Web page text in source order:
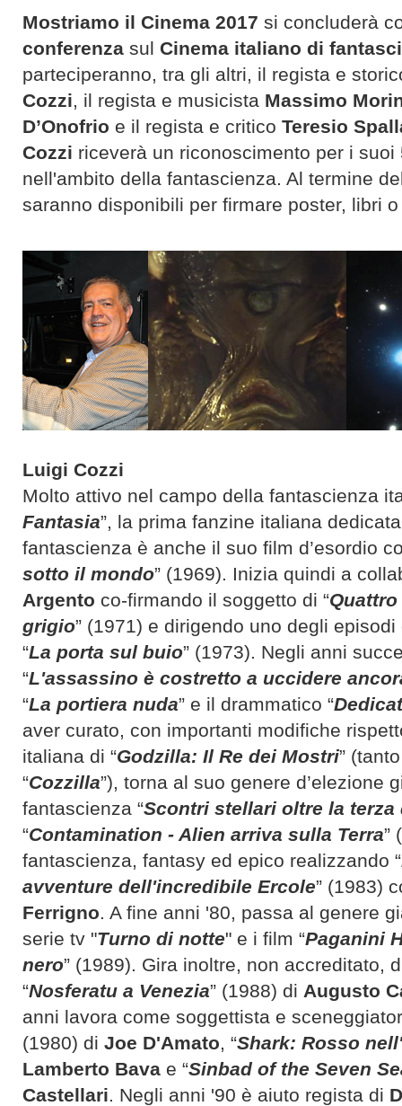
Mostriamo il Cinema 2017 si concluderà
conferenza sul Cinema italiano di
parteciperanno, tra gli altri, il regista e
Cozzi, il regista e musicista Massimo
D’Onofrio e il regista e critico Teresio
Cozzi riceverà un riconoscimento per i
nell'ambito della fantascienza. Al termine
saranno disponibili per firmare poster, libri
Luigi Cozzi
Molto attivo nel campo della fantascienza
Fantasia”, la prima fanzine italiana
fantascienza è anche il suo film d’esordio
sotto il mondo” (1969). Inizia quindi a
Argento co-firmando il soggetto di “
grigio” (1971) e dirigendo uno degli
“La porta sul buio” (1973). Negli anni
“L'assassino è costretto a uccidere
“La portiera nuda” e il drammatico “
aver curato, con importanti modifiche
italiana di “Godzilla: Il Re dei Mostri”
“Cozzilla”), torna al suo genere d’elezione
fantascienza “Scontri stellari oltre la terza
“Contamination - Alien arriva sulla Terra”
fantascienza, fantasy ed epico realizzando “
avventure dell'incredibile Ercole” (1983)
Ferrigno. A fine anni '80, passa al genere
serie tv "Turno di notte" e i film “Paganini
nero” (1989). Gira inoltre, non accreditato,
“Nosferatu a Venezia” (1988) di Augusto
anni lavora come soggettista e
(1980) di Joe D'Amato, “Shark: Rosso
Lamberto Bava e “Sinbad of the Seven
Castellari. Negli anni '90 è aiuto regista di